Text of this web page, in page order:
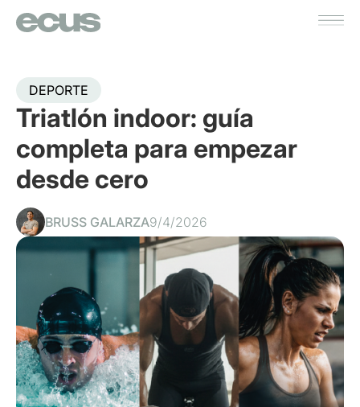
DEPORTE
Triatlón indoor: guía
completa para empezar
desde cero
BRUSS GALARZA9/4/2026